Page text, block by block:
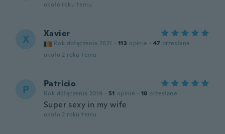
około roku temu
X Xavier
Rok dołączenia 2021 · 113 opinie · 47 przesłane
około 2 roku temu
P Patricio
Rok dołączenia 2019 · 51 opinie · 18 przesłane
Super sexy in my wife
około 2 roku temu